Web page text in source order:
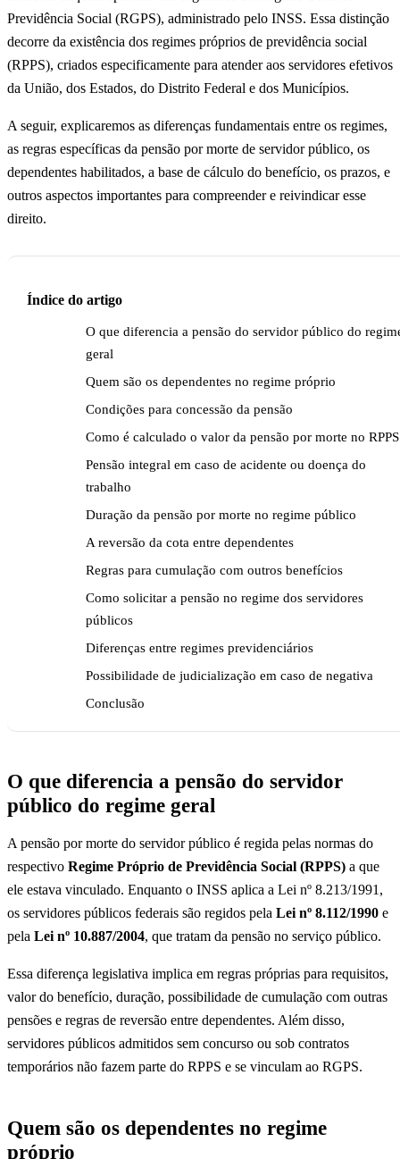
Previdência Social (RGPS), administrado pelo INSS. Essa distinção
decorre da existência dos regimes próprios de previdência social
(RPPS), criados especificamente para atender aos servidores efetivos
da União, dos Estados, do Distrito Federal e dos Municípios.
A seguir, explicaremos as diferenças fundamentais entre os regimes,
as regras específicas da pensão por morte de servidor público, os
dependentes habilitados, a base de cálculo do benefício, os prazos, e
outros aspectos importantes para compreender e reivindicar esse
direito.
Índice do artigo
O que diferencia a pensão do servidor público do
geral
Quem são os dependentes no regime próprio
Condições para concessão da pensão
Como é calculado o valor da pensão por morte no RPPS
Pensão integral em caso de acidente ou doença do
trabalho
Duração da pensão por morte no regime público
A reversão da cota entre dependentes
Regras para cumulação com outros benefícios
Como solicitar a pensão no regime dos servidores
públicos
Diferenças entre regimes previdenciários
Possibilidade de judicialização em caso de negativa
Conclusão
O que diferencia a pensão do servidor
público do regime geral
A pensão por morte do servidor público é regida pelas normas do
respectivo Regime Próprio de Previdência Social (RPPS) a que
ele estava vinculado. Enquanto o INSS aplica a Lei nº 8.213/1991,
os servidores públicos federais são regidos pela Lei nº 8.112/1990 e
pela Lei nº 10.887/2004, que tratam da pensão no serviço público.
Essa diferença legislativa implica em regras próprias para requisitos,
valor do benefício, duração, possibilidade de cumulação com outras
pensões e regras de reversão entre dependentes. Além disso,
servidores públicos admitidos sem concurso ou sob contratos
temporários não fazem parte do RPPS e se vinculam ao RGPS.
Quem são os dependentes no regime
próprio